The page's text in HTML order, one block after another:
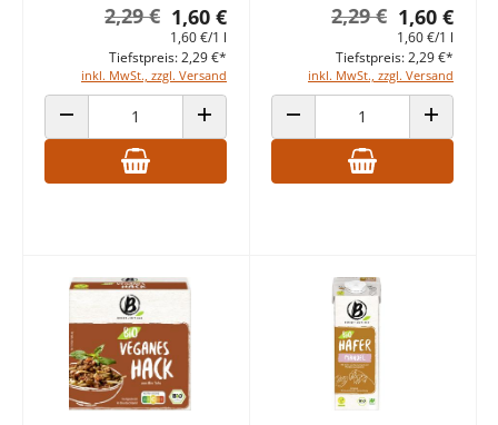
1,60 €
2,29 €
1,60 €/1 l
inkl. MwSt., zzgl. Versand
Tiefstpreis: 2,29 €*
ANZAHL VERRINGERN ANZAHL ERHÖHEN
1,60 €
2,29 €
1,60 €/1 l
inkl. MwSt., zzgl. Versand
Tiefstpreis: 2,29 €*
ANZAHL VERRINGERN ANZAHL